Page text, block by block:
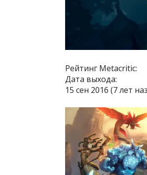
Рейтинг Metacritic:
Дата выхода:
15 сен 2016 (7 лет